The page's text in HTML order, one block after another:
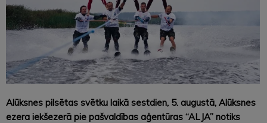
Alūksnes pilsētas svētku laikā sestdien, 5. augustā, Alūksnes
ezera iekšezerā pie pašvaldības aģentūras “ALJA” notiks